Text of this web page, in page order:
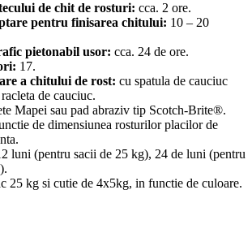
de chit de rosturi: cca. 2 ore.
pentru finisarea chitului: 10 – 20
pietonabil usor: cca. 24 de ore.
17.
a chitului de rost: cu spatula de cauciuc
de cauciuc.
Mapei sau pad abraziv tip Scotch-Brite®.
de dimensiunea rosturilor placilor de
luni (pentru sacii de 25 kg), 24 de luni (pentru
25 kg si cutie de 4x5kg, in functie de culoare.